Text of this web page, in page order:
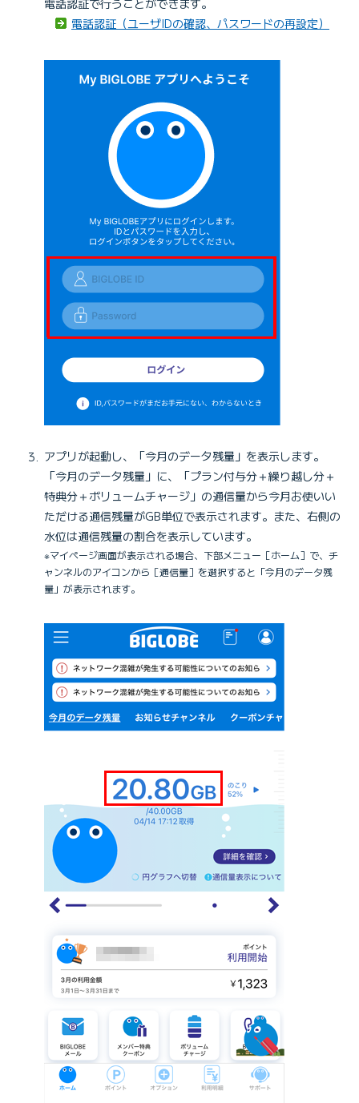
電話認証（ユーザIDの確認、パスワードの再設定）
アプリが起動し、「今月のデータ残量」を表示します。
「今月のデータ残量」に、「プラン付与分＋繰り越し分＋
特典分＋ボリュームチャージ」の通信量から今月お使いい
ただける通信残量がGB単位で表示されます。また、右側の
水位は通信残量の割合を表示しています。
※マイページ画面が表示される場合、下部メニュー［ホーム］で、チ
ャンネルのアイコンから［通信量］を選択すると「今月のデータ残
量」が表示されます。